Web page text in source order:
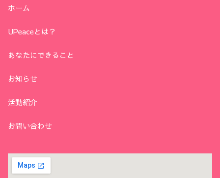
ホーム
UPeaceとは？
あなたにできること
お知らせ
活動紹介
お問い合わせ